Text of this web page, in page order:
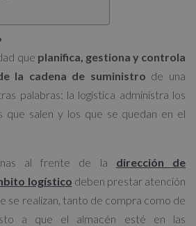
que planifica, gestiona y controla
la cadena de suministro de una
palabras: la logística administra los
que salen y los que se quedan en el
al frente de la dirección de
logístico deben prestar atención
se realizan, tanto de compra como de
a que el almacén esté en las